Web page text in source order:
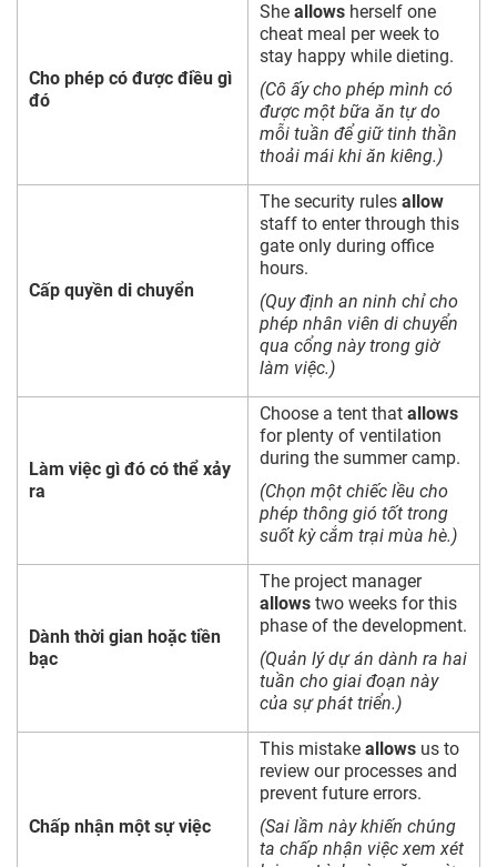
Cho phép có được điều gì
đó
She allows herself one
cheat meal per week to
stay happy while dieting.
(Cô ấy cho phép mình có
được một bữa ăn tự do
mỗi tuần để giữ tinh thần
thoải mái khi ăn kiêng.)
Cấp quyền di chuyển
The security rules allow
staff to enter through this
gate only during office
hours.
(Quy định an ninh chỉ cho
phép nhân viên di chuyển
qua cổng này trong giờ
làm việc.)
Làm việc gì đó có thể xảy
ra
Choose a tent that allows
for plenty of ventilation
during the summer camp.
(Chọn một chiếc lều cho
phép thông gió tốt trong
suốt kỳ cắm trại mùa hè.)
Dành thời gian hoặc tiền
bạc
The project manager
allows two weeks for this
phase of the development.
(Quản lý dự án dành ra hai
tuần cho giai đoạn này
của sự phát triển.)
Chấp nhận một sự việc
This mistake allows us to
review our processes and
prevent future errors.
(Sai lầm này khiến chúng
ta chấp nhận việc xem xét